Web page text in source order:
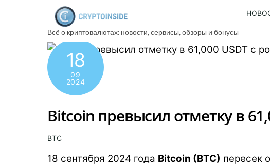
Всё о криптовалютах: новости, сервисы, обзоры и бонусы
18
09
2024
Bitcoin превысил отметку в
BTC
18 сентября 2024 года Bitcoin (BTC) пересек